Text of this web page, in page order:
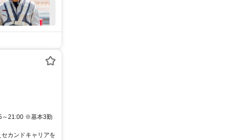
～21:00 ※基本3勤
カンドキャリアを